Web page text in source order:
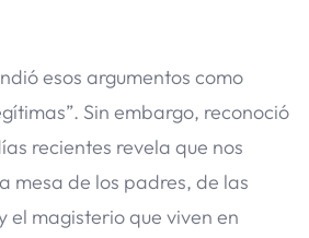
esos argumentos como
Sin embargo, reconoció
recientes revela que nos
mesa de los padres, de las
el magisterio que viven en